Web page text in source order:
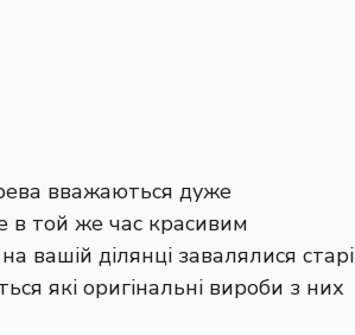
вважаються дуже
в той же час красивим
вашій ділянці завалялися старі
які оригінальні вироби з них